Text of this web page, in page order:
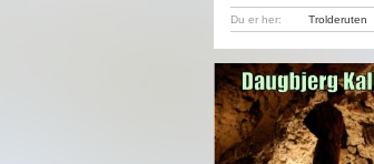
Du er her: Trolderuten